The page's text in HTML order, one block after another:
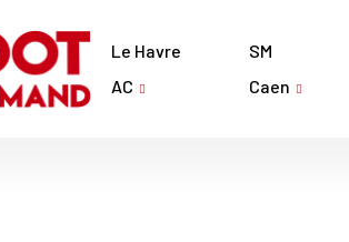
Le Havre
AC
SM
Caen